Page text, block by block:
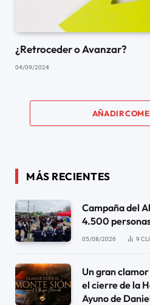
¿Retroceder o Avanzar?
04/09/2024
AÑADIR
MÁS RECIENTES
Campaña del
4.500
05/08/2026 9
Un gran
el cierre de la
Ayuno de